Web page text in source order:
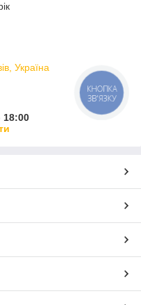
Україна
18:00
КНОПКА
ЗВ'ЯЗКУ